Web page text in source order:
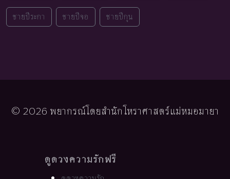
ชายปีระกา ชายปีจอ ชายปีกุน
© 2026 พยากรณ์โดยสำนักโหราศาสตร์แม่หมอมายา
ดูดวงความรักฟรี